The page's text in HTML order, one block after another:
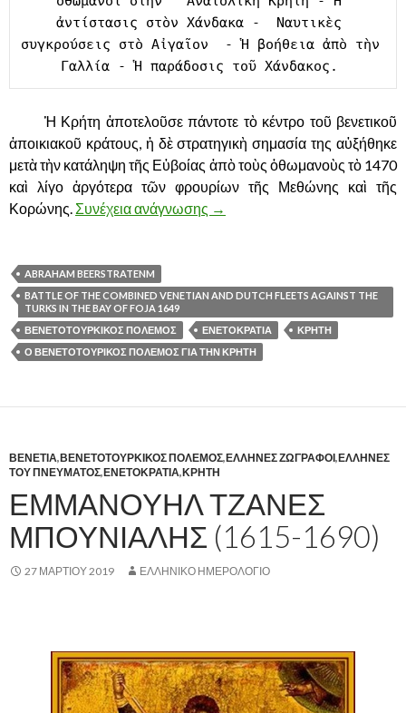
ἀντίστασις στὸν Χάνδακα -  Ναυτικὲς
συγκρούσεις στὸ Αἰγαῖον  - Ἡ βοήθεια ἀπὸ τὴν
Γαλλία - Ἡ παράδοσις τοῦ Χάνδακος.
Ἡ Κρήτη ἀποτελοῦσε πάντοτε τὸ κέντρο τοῦ βενετικοῦ
ἀποικιακοῦ κράτους, ἡ δὲ στρατηγικὴ σημασία της αὐξήθηκε
μετὰ τὴν κατάληψη τῆς Εὐβοίας ἀπὸ τοὺς ὀθωμανοὺς τὸ 1470
καὶ λίγο ἀργότερα τῶν φρουρίων τῆς Μεθώνης καὶ τῆς
Κορώνης. Συνέχεια ανάγνωσης Ο ΒΕΝΕΤΟΤΟΥΡΚΙΚΟΣ
→
ABRAHAM BEERSTRATENM
BATTLE OF THE COMBINED VENETIAN AND DUTCH FLEETS AGAINST THE
TURKS IN THE BAY OF FOJA 1649
ΒΕΝΕΤΟΤΟΥΡΚΙΚΟΣ ΠΟΛΕΜΟΣ
ΕΝΕΤΟΚΡΑΤΙΑ
ΚΡΗΤΗ
Ο ΒΕΝΕΤΟΤΟΥΡΙΚΟΣ ΠΟΛΕΜΟΣ ΓΙΑ ΤΗΝ ΚΡΗΤΗ
ΒΕΝΕΤΙΑ,ΒΕΝΕΤΟΤΟΥΡΚΙΚΟΣ ΠΟΛΕΜΟΣ,ΕΛΛΗΝΕΣ ΖΩΓΡΑΦΟΙ,ΕΛΛΗΝΕΣ
ΤΟΥ ΠΝΕΥΜΑΤΟΣ,ΕΝΕΤΟΚΡΑΤΙΑ,ΚΡΗΤΗ
ΕΜΜΑΝΟΥΗΛ ΤΖΑΝΕΣ
ΜΠΟΥΝΙΑΛΗΣ (1615-1690)
27 ΜΑΡΤΊΟΥ 2019 ΕΛΛΗΝΙΚΟ ΗΜΕΡΟΛΟΓΙΟ